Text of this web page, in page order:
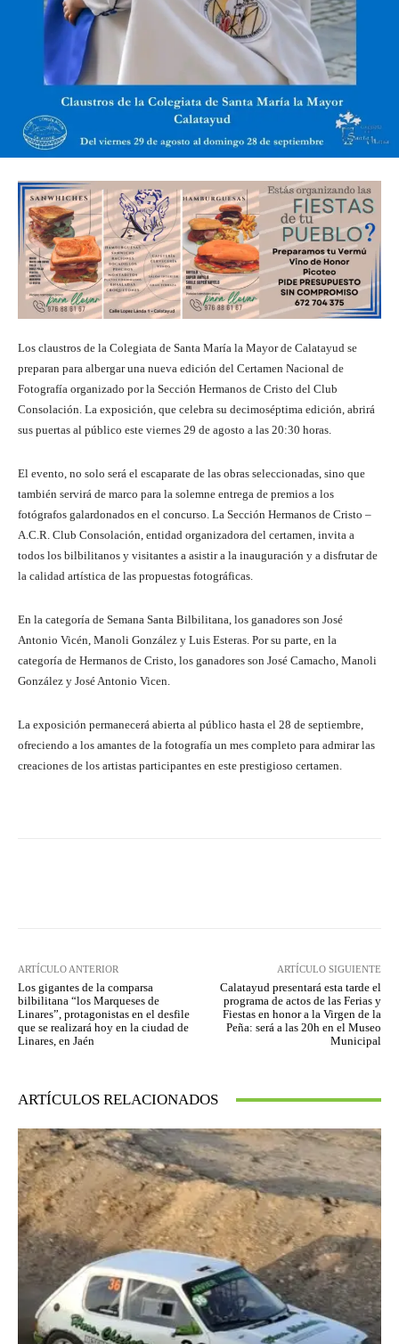
Los claustros de la Colegiata de Santa María la Mayor de Calatayud se
preparan para albergar una nueva edición del Certamen Nacional de
Fotografía organizado por la Sección Hermanos de Cristo del Club
Consolación. La exposición, que celebra su decimoséptima edición, abrirá
sus puertas al público este viernes 29 de agosto a las 20:30 horas.
El evento, no solo será el escaparate de las obras seleccionadas, sino que
también servirá de marco para la solemne entrega de premios a los
fotógrafos galardonados en el concurso. La Sección Hermanos de Cristo –
A.C.R. Club Consolación, entidad organizadora del certamen, invita a
todos los bilbilitanos y visitantes a asistir a la inauguración y a disfrutar de
la calidad artística de las propuestas fotográficas.
En la categoría de Semana Santa Bilbilitana, los ganadores son José
Antonio Vicén, Manoli González y Luis Esteras. Por su parte, en la
categoría de Hermanos de Cristo, los ganadores son José Camacho, Manoli
González y José Antonio Vicen.
La exposición permanecerá abierta al público hasta el 28 de septiembre,
ofreciendo a los amantes de la fotografía un mes completo para admirar las
creaciones de los artistas participantes en este prestigioso certamen.
ARTÍCULO ANTERIOR
Los gigantes de la comparsa
bilbilitana “los Marqueses de
Linares”, protagonistas en el desfile
que se realizará hoy en la ciudad de
Linares, en Jaén
ARTÍCULO SIGUIENTE
Calatayud presentará esta tarde el
programa de actos de las Ferias y
Fiestas en honor a la Virgen de la
Peña: será a las 20h en el Museo
Municipal
ARTÍCULOS RELACIONADOS